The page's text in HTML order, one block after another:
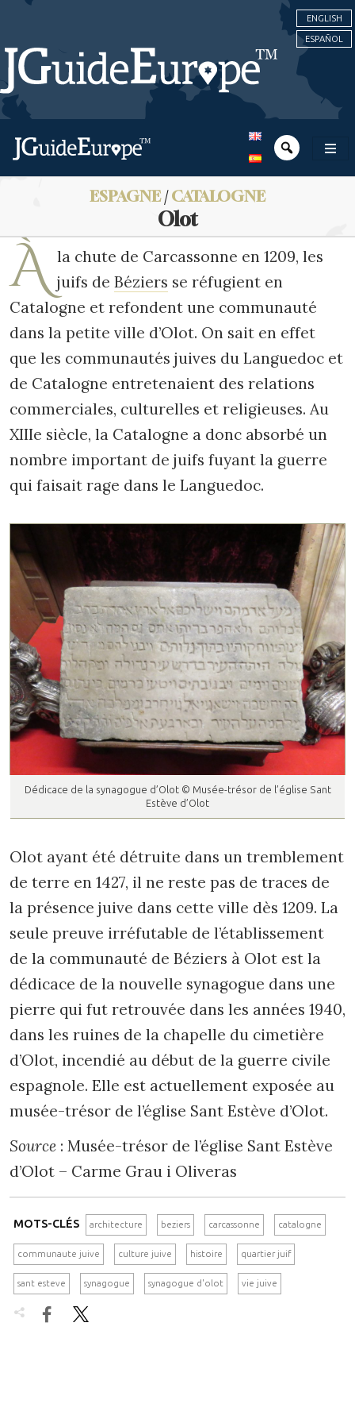
ENGLISH
ESPAÑOL
ESPAGNE/CATALOGNE
Olot
À la chute de Carcassonne en 1209, les
juifs de Béziers se réfugient en
Catalogne et refondent une communauté
dans la petite ville d’Olot. On sait en effet
que les communautés juives du Languedoc et
de Catalogne entretenaient des relations
commerciales, culturelles et religieuses. Au
XIIIe siècle, la Catalogne a donc absorbé un
nombre important de juifs fuyant la guerre
qui faisait rage dans le Languedoc.
Dédicace de la synagogue d’Olot © Musée-trésor de l’église Sant
Estève d’Olot
Olot ayant été détruite dans un tremblement
de terre en 1427, il ne reste pas de traces de
la présence juive dans cette ville dès 1209. La
seule preuve irréfutable de l’établissement
de la communauté de Béziers à Olot est la
dédicace de la nouvelle synagogue dans une
pierre qui fut retrouvée dans les années 1940,
dans les ruines de la chapelle du cimetière
d’Olot, incendié au début de la guerre civile
espagnole. Elle est actuellement exposée au
musée-trésor de l’église Sant Estève d’Olot.
Source : Musée-trésor de l’église Sant Estève
d’Olot – Carme Grau i Oliveras
MOTS-CLÉS architecture beziers carcassonne catalogne
communaute juive culture juive histoire quartier juif
sant esteve synagogue synagogue d'olot vie juive
 